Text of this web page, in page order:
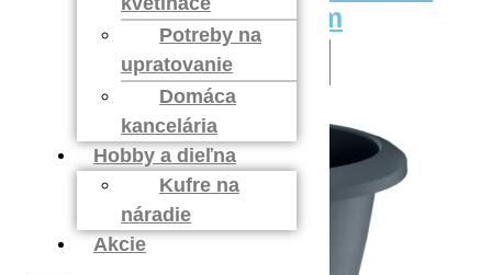
Potreby na
upratovanie
Domáca
kancelária
Hobby a dieľna
Kufre na
náradie
Akcie
guľatý biely 43,6 cm
11,90€ Pridať do košíka